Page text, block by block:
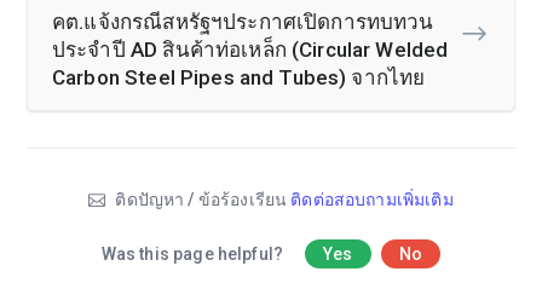
คต.แจ้งกรณีสหรัฐฯประกาศเปิดการทบทวน
ประจำปี AD สินค้าท่อเหล็ก (Circular Welded
Carbon Steel Pipes and Tubes) จากไทย
ติดปัญหา / ข้อร้องเรียน ติดต่อสอบถามเพิ่มเติม
Was this page helpful? Yes No